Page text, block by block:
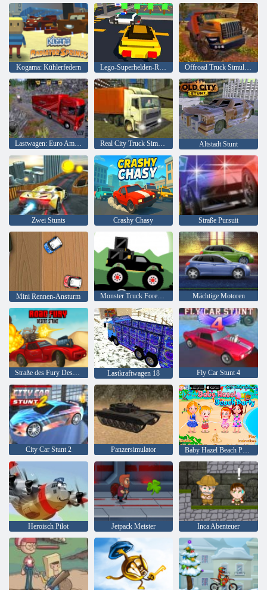
Kogama: Kühlerfedern Lego-Superhelden-Rennen Offroad Truck Simulator Hill Climb
Real City Truck Simulator Altstadt Stunt
Zwei Stunts Crashy Chasy Straße Pursuit
Mini Rennen-Ansturm Monster Truck Forest-Lieferung Mächtige Motoren
Straße des Fury Desert Strike Lastkraftwagen 18 Fly Car Stunt 4
City Car Stunt 2 Panzersimulator Baby Hazel Beach Party
Heroisch Pilot Jetpack Meister Inca Abenteuer